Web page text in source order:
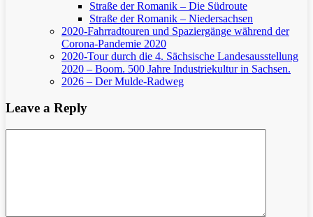
Straße der Romanik – Die Südroute
Straße der Romanik – Niedersachsen
2020-Fahrradtouren und Spaziergänge während der
Corona-Pandemie 2020
2020-Tour durch die 4. Sächsische Landesausstellung
2020 – Boom. 500 Jahre Industriekultur in Sachsen.
2026 – Der Mulde-Radweg
Leave a Reply